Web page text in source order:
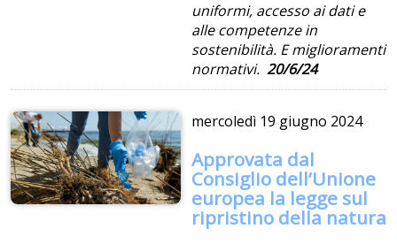
uniformi, accesso ai dati e
alle competenze in
sostenibilità. E miglioramenti
normativi. 20/6/24
mercoledì 19 giugno 2024
Approvata dal
Consiglio dell’Unione
europea la legge sul
ripristino della natura